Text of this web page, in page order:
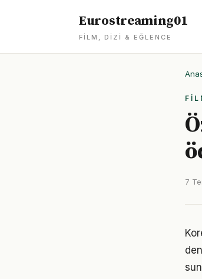
Eurostreaming01
FILM, DIZI & EĞLENCE
7